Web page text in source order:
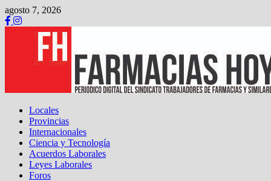
Saltar
al
contenido
agosto 7, 2026
Locales
Provincias
Internacionales
Ciencia y Tecnología
Acuerdos Laborales
Leyes Laborales
Foros